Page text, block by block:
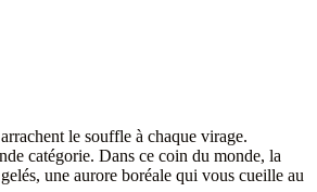
le souffle à chaque virage.
catégorie. Dans ce coin du monde, la
une aurore boréale qui vous cueille au